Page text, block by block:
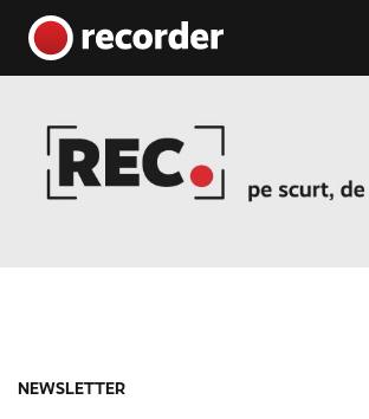
Skip to content
Main Navigation
NEWSLETTER